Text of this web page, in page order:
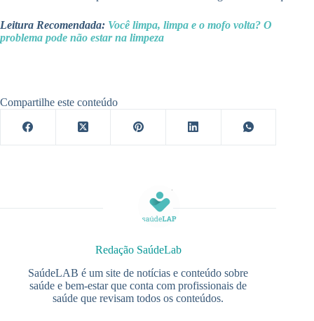
Leitura Recomendada: Você limpa, limpa e o mofo volta? O
problema pode não estar na limpeza
Compartilhe este conteúdo
Redação SaúdeLab
SaúdeLAB é um site de notícias e conteúdo sobre
saúde e bem-estar que conta com profissionais de
saúde que revisam todos os conteúdos.